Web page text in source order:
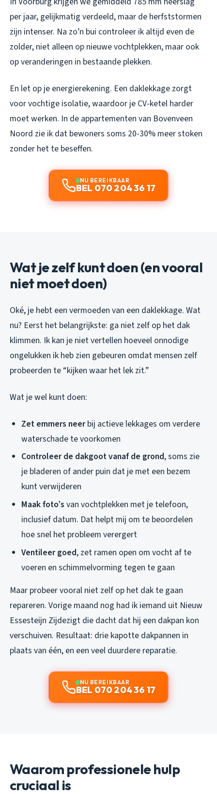
per jaar, gelijkmatig verdeeld, maar de herfststormen
zijn intenser. Na zo’n bui controleer ik altijd even de
zolder, niet alleen op nieuwe vochtplekken, maar ook
op veranderingen in bestaande plekken.
En let op je energierekening. Een daklekkage zorgt
voor vochtige isolatie, waardoor je CV-ketel harder
moet werken. In de appartementen van Bovenveen
Noord zie ik dat bewoners soms 20-30% meer stoken
zonder het te beseffen.
NU BEREIKBAAR
BEL 070 204 36 17
Wat je zelf kunt doen (en vooral
niet moet doen)
Oké, je hebt een vermoeden van een daklekkage. Wat
nu? Eerst het belangrijkste: ga niet zelf op het dak
klimmen. Ik kan je niet vertellen hoeveel onnodige
ongelukken ik heb zien gebeuren omdat mensen zelf
probeerden te “kijken waar het lek zit.”
Wat je wel kunt doen:
Zet emmers neerbij actieve lekkages om verdere
waterschade te voorkomen
Controleer de dakgoot vanaf de grond, soms zie
je bladeren of ander puin dat je met een bezem
kunt verwijderen
Maak foto’s van vochtplekken met je telefoon,
inclusief datum. Dat helpt mij om te beoordelen
hoe snel het probleem verergert
Ventileer goed, zet ramen open om vocht af te
voeren en schimmelvorming tegen te gaan
Maar probeer vooral niet zelf op het dak te gaan
repareren. Vorige maand nog had ik iemand uit Nieuw
Essesteijn Zijdezigt die dacht dat hij een dakpan kon
verschuiven. Resultaat: drie kapotte dakpannen in
plaats van één, en een veel duurdere reparatie.
NU BEREIKBAAR
BEL 070 204 36 17
Waarom professionele hulp
cruciaal is